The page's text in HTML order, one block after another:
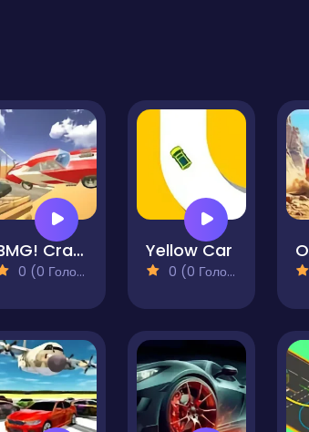
BMG! CrashDay 2025
0 (0 Голосів)
Yellow Car
0 (0 Голосів)